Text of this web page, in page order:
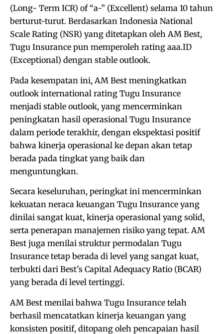
(Long- Term ICR) of “a-” (Excellent) selama 10 tahun
berturut-turut. Berdasarkan Indonesia National
Scale Rating (NSR) yang ditetapkan oleh AM Best,
Tugu Insurance pun memperoleh rating aaa.ID
(Exceptional) dengan stable outlook.
Pada kesempatan ini, AM Best meningkatkan
outlook international rating Tugu Insurance
menjadi stable outlook, yang mencerminkan
peningkatan hasil operasional Tugu Insurance
dalam periode terakhir, dengan ekspektasi positif
bahwa kinerja operasional ke depan akan tetap
berada pada tingkat yang baik dan
menguntungkan.
Secara keseluruhan, peringkat ini mencerminkan
kekuatan neraca keuangan Tugu Insurance yang
dinilai sangat kuat, kinerja operasional yang solid,
serta penerapan manajemen risiko yang tepat. AM
Best juga menilai struktur permodalan Tugu
Insurance tetap berada di level yang sangat kuat,
terbukti dari Best’s Capital Adequacy Ratio (BCAR)
yang berada di level tertinggi.
AM Best menilai bahwa Tugu Insurance telah
berhasil mencatatkan kinerja keuangan yang
konsisten positif, ditopang oleh pencapaian hasil